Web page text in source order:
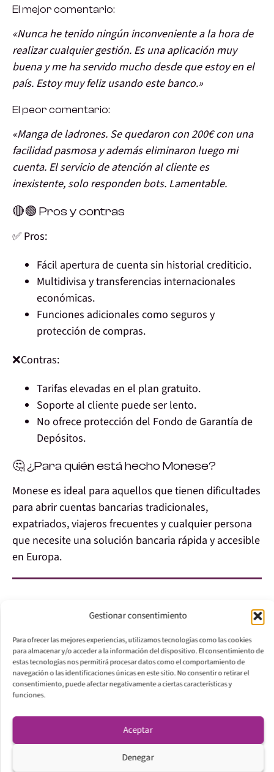
Gestionar consentimiento
Para ofrecer las mejores experiencias, utilizamos tecnologías como las cookies
para almacenar y/o acceder a la información del dispositivo. El consentimiento de
estas tecnologías nos permitirá procesar datos como el comportamiento de
navegación o las identificaciones únicas en este sitio. No consentir o retirar el
consentimiento, puede afectar negativamente a ciertas características y
funciones.
Aceptar
Denegar
El mejor comentario:
«Nunca he tenido ningún inconveniente a la hora de
realizar cualquier gestión. Es una aplicación muy
buena y me ha servido mucho desde que estoy en el
país. Estoy muy feliz usando este banco.»
El peor comentario:
«Manga de ladrones. Se quedaron con 200€ con una
facilidad pasmosa y además eliminaron luego mi
cuenta. El servicio de atención al cliente es
inexistente, solo responden bots. Lamentable.
🔴🟢 Pros y contras
✅ Pros:
Fácil apertura de cuenta sin historial crediticio.
Multidivisa y transferencias internacionales
económicas.
Funciones adicionales como seguros y
protección de compras.
❌Contras:
Tarifas elevadas en el plan gratuito.
Soporte al cliente puede ser lento.
No ofrece protección del Fondo de Garantía de
Depósitos.
🤔 ¿Para quién está hecho Monese?
Monese es ideal para aquellos que tienen dificultades
para abrir cuentas bancarias tradicionales,
expatriados, viajeros frecuentes y cualquier persona
que necesite una solución bancaria rápida y accesible
en Europa.
5. N26: